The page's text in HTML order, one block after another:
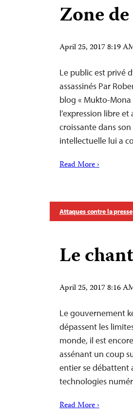
Zone
April 25, 2017 8:19
Le public est privé
assassinés Par
blog « Mukto-
l’expression libre
croissante dans
intellectuelle lui a
Read More ›
Attaques contre la presse
Le
April 25, 2017 8:16
Le gouvernement
dépassent les
monde, il est
assénant un coup
entier se débattent
technologies
Read More ›